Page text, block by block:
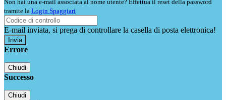
Non hai una e-mail associata al nome utente? Effettua il reset della password
tramite la Login Spaggiari
E-mail inviata, si prega di controllare la casella di posta elettronica!
Errore
Chiudi
Successo
Chiudi